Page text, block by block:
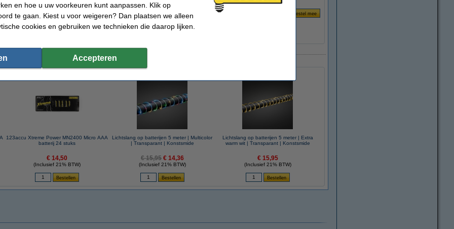
(123accu huismerk)
artikel ook besteld hebben
123accu Xtreme Power MN2400 Micro AAA
batterij 24 stuks
€ 14,50
(Inclusief 21% BTW)
Lichtslang op batterijen 5 meter | Multicolor
| Transparant | Konstsmide
€ 15,95 € 14,36
(Inclusief 21% BTW)
Lichtslang op batterijen 5 meter | Extra
warm wit | Transparant | Konstsmide
€ 15,95
(Inclusief 21% BTW)
en hoe u uw voorkeuren kunt aanpassen. Klik op
te gaan. Kiest u voor weigeren? Dan plaatsen we alleen
cookies en gebruiken we technieken die daarop lijken.
Accepteren